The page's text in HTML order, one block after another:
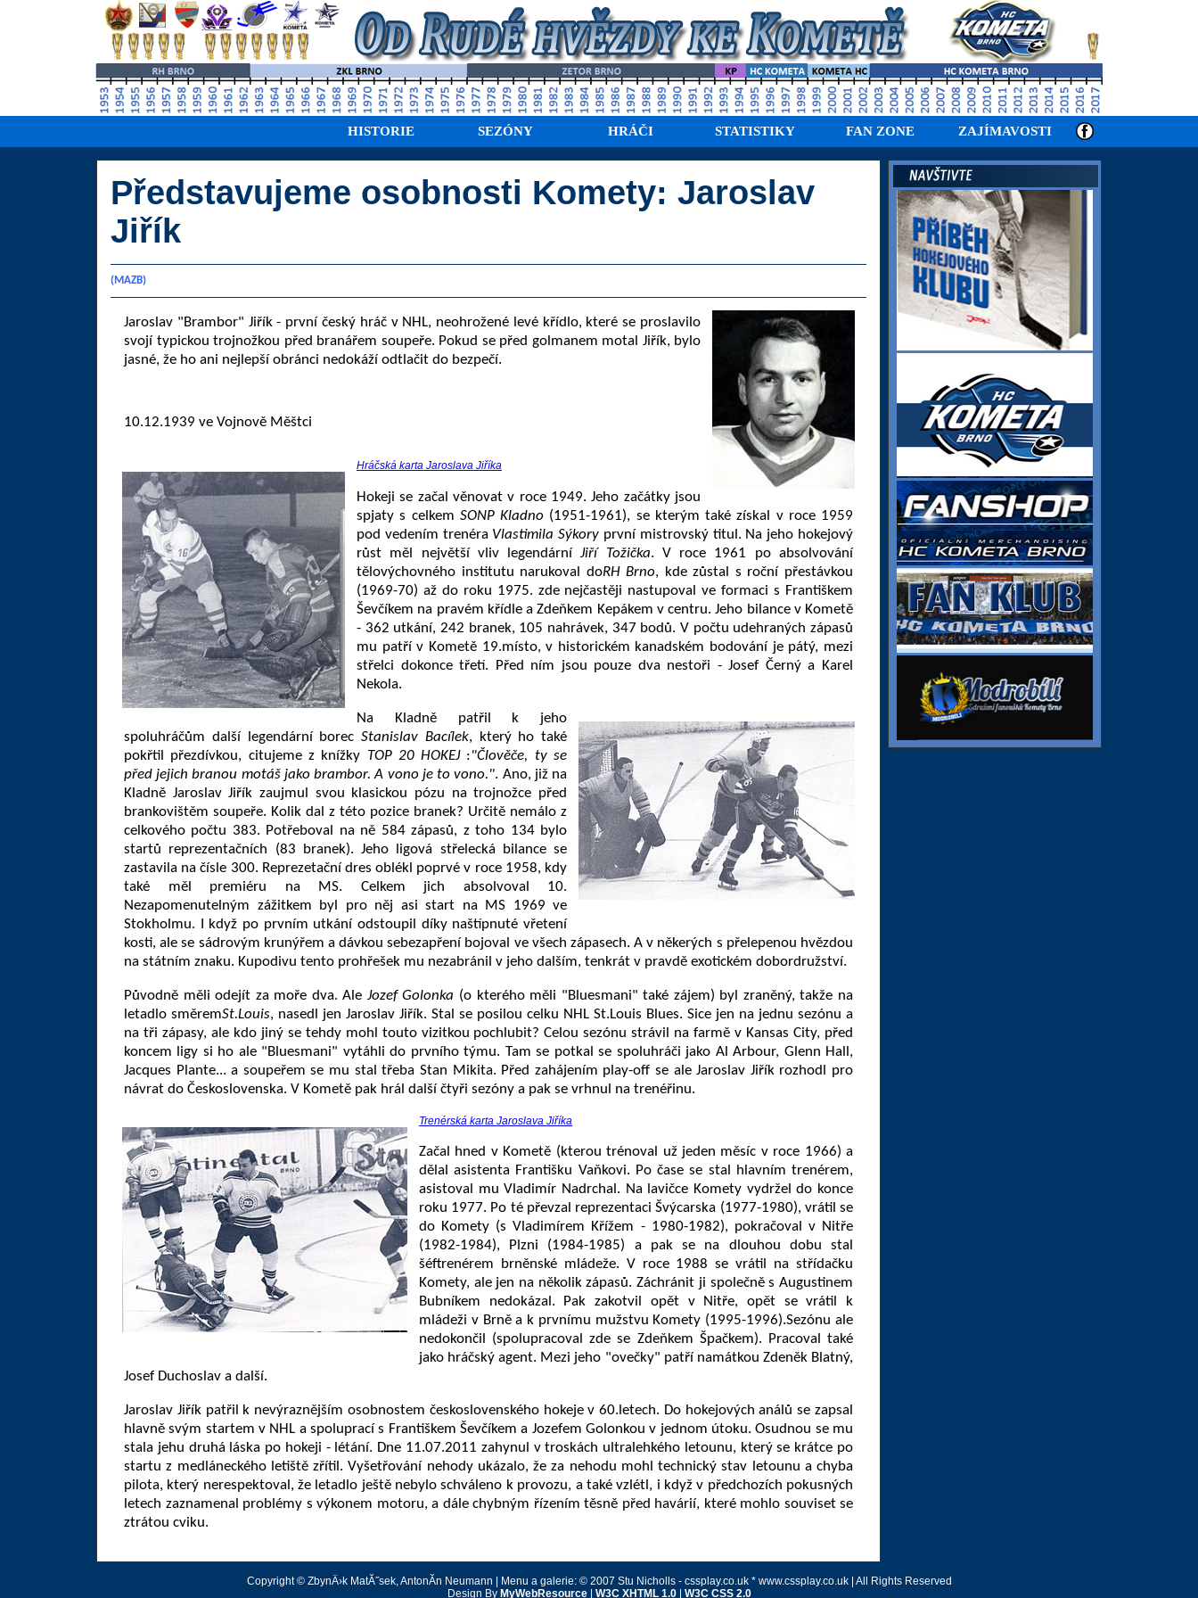
HISTORIE SEZÓNY HRÁČI STATISTIKY FAN ZONE ZAJÍMAVOSTI
Představujeme osobnosti Komety: Jaroslav
Jiřík
(MAZB)
Jaroslav "Brambor" Jiřík - první český hráč v NHL, neohrožené levé křídlo, které se proslavilo
svojí typickou trojnožkou před branářem soupeře. Pokud se před golmanem motal Jiřík, bylo
jasné, že ho ani nejlepší obránci nedokáží odtlačit do bezpečí.
10.12.1939 ve Vojnově Měštci
Hráčská karta Jaroslava Jiříka
Hokeji se začal věnovat v roce 1949. Jeho začátky jsou
spjaty s celkem SONP Kladno (1951-1961), se kterým také získal v roce 1959
pod vedením trenéra Vlastimila Sýkory první mistrovský titul. Na jeho hokejový
růst měl největší vliv legendárníJiří Tožička. V roce 1961 po absolvování
tělovýchovného institutu narukoval doRH Brno, kde zůstal s roční přestávkou
(1969-70) až do roku 1975. zde nejčastěji nastupoval ve formaci s Františkem
Ševčíkem na pravém křídle a Zdeňkem Kepákem v centru. Jeho bilance v Kometě
- 362 utkání, 242 branek, 105 nahrávek, 347 bodů. V počtu udehraných zápasů
mu patří v Kometě 19.místo, v historickém kanadském bodování je pátý, mezi
střelci dokonce třetí. Před ním jsou pouze dva nestoři - Josef Černý a Karel
Nekola.
Na Kladně patřil k jeho
spoluhráčům další legendární borec Stanislav Bacílek, který ho také
pokřtil přezdívkou, citujeme z knížky TOP 20 HOKEJ:"Člověče, ty se
před jejich branou motáš jako brambor. A vono je to vono.". Ano, již na
Kladně Jaroslav Jiřík zaujmul svou klasickou pózu na trojnožce před
brankovištěm soupeře. Kolik dal z této pozice branek? Určitě nemálo z
celkového počtu 383. Potřeboval na ně 584 zápasů, z toho 134 bylo
startů reprezentačních (83 branek). Jeho ligová střelecká bilance se
zastavila na čísle 300. Reprezetační dres oblékl poprvé v roce 1958, kdy
také měl premiéru na MS. Celkem jich absolvoval 10.
Nezapomenutelným zážitkem byl pro něj asi start na MS 1969 ve
Stokholmu. I když po prvním utkání odstoupil díky naštípnuté vřetení
kosti, ale se sádrovým krunýřem a dávkou sebezapření bojoval ve všech zápasech. A v někerých s přelepenou hvězdou
na státním znaku. Kupodivu tento prohřešek mu nezabránil v jeho dalším, tenkrát v pravdě exotickém dobordružství.
Původně měli odejít za moře dva. Ale Jozef Golonka (o kterého měli "Bluesmani" také zájem) byl zraněný, takže na
letadlo směremSt.Louis, nasedl jen Jaroslav Jiřík. Stal se posilou celku NHL St.Louis Blues. Sice jen na jednu sezónu a
na tři zápasy, ale kdo jiný se tehdy mohl touto vizitkou pochlubit? Celou sezónu strávil na farmě v Kansas City, před
koncem ligy si ho ale "Bluesmani" vytáhli do prvního týmu. Tam se potkal se spoluhráči jako Al Arbour, Glenn Hall,
Jacques Plante... a soupeřem se mu stal třeba Stan Mikita. Před zahájením play-off se ale Jaroslav Jiřík rozhodl pro
návrat do Československa. V Kometě pak hrál další čtyři sezóny a pak se vrhnul na trenéřinu.
Trenérská karta Jaroslava Jiříka
Začal hned v Kometě (kterou trénoval už jeden měsíc v roce 1966) a
dělal asistenta Františku Vaňkovi. Po čase se stal hlavním trenérem,
asistoval mu Vladimír Nadrchal. Na lavičce Komety vydržel do konce
roku 1977. Po té převzal reprezentaci Švýcarska (1977-1980), vrátil se
do Komety (s Vladimírem Křížem - 1980-1982), pokračoval v Nitře
(1982-1984), Plzni (1984-1985) a pak se na dlouhou dobu stal
šéftrenérem brněnské mládeže. V roce 1988 se vrátil na střídačku
Komety, ale jen na několik zápasů. Záchránit ji společně s Augustinem
Bubníkem nedokázal. Pak zakotvil opět v Nitře, opět se vrátil k
mládeži v Brně a k prvnímu mužstvu Komety (1995-1996).Sezónu ale
nedokončil (spolupracoval zde se Zdeňkem Špačkem). Pracoval také
jako hráčský agent. Mezi jeho "ovečky" patří namátkou Zdeněk Blatný,
Josef Duchoslav a další.
Jaroslav Jiřík patřil k nevýraznějším osobnostem československého hokeje v 60.letech. Do hokejových análů se zapsal
hlavně svým startem v NHL a spoluprací s Františkem Ševčíkem a Jozefem Golonkou v jednom útoku. Osudnou se mu
stala jehu druhá láska po hokeji - létání. Dne 11.07.2011 zahynul v troskách ultralehkého letounu, který se krátce po
startu z medláneckého letiště zřítil. Vyšetřování nehody ukázalo, že za nehodu mohl technický stav letounu a chyba
pilota, který nerespektoval, že letadlo ještě nebylo schváleno k provozu, a také vzlétl, i když v předchozích pokusných
letech zaznamenal problémy s výkonem motoru, a dále chybným řízením těsně před havárií, které mohlo souviset se
ztrátou cviku.
Copyright © ZbynÄ›k MatĂ˝sek, AntonĂ­n Neumann | Menu a galerie: © 2007 Stu Nicholls - cssplay.co.uk * www.cssplay.co.uk | All Rights Reserved
Design By MyWebResource| W3C XHTML 1.0| W3C CSS 2.0